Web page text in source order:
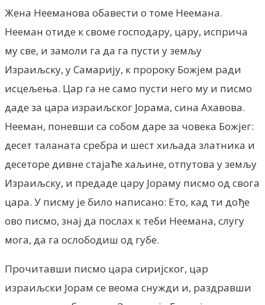
Жена Нееманова обавести о томе Неемана.
Нееман отиде к своме господару, цару, исприча
му све, и замоли га да га пусти у земљу
Израиљску, у Самарију, к пророку Божјем ради
исцељења. Цар га не само пусти него му и писмо
даде за цара израиљског Јорама, сина Ахавова.
Нееман, поневши са собом даре за човека Божјег:
десет таланата сребра и шест хиљада златника и
десеторе дивне стајаће хаљине, отпутова у земљу
Израиљску, и предаде цару Јораму писмо од свога
цара. У писму је било написано: Ето, кад ти дође
ово писмо, знај да послах к теби Неемана, слугу
мога, да га ослободиш од губе.
Прочитавши писмо цара сиријског, цар
израиљски Јорам се веома снужди и, раздравши